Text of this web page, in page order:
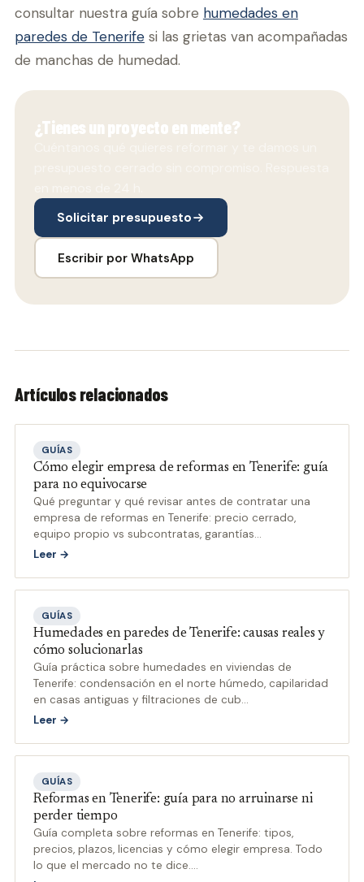
consultar nuestra guía sobre humedades en
paredes de Tenerife si las grietas van acompañadas
de manchas de humedad.
¿Tienes un proyecto en mente?
Solicitar presupuesto
Escribir por WhatsApp
Artículos relacionados
GUÍAS
Cómo elegir empresa de reformas en Tenerife: guía
para no equivocarse
Qué preguntar y qué revisar antes de contratar una
empresa de reformas en Tenerife: precio cerrado,
equipo propio vs subcontratas, garantías…
Leer →
GUÍAS
Humedades en paredes de Tenerife: causas reales y
cómo solucionarlas
Guía práctica sobre humedades en viviendas de
Tenerife: condensación en el norte húmedo, capilaridad
en casas antiguas y filtraciones de cub…
Leer →
GUÍAS
Reformas en Tenerife: guía para no arruinarse ni
perder tiempo
Guía completa sobre reformas en Tenerife: tipos,
precios, plazos, licencias y cómo elegir empresa. Todo
lo que el mercado no te dice.…